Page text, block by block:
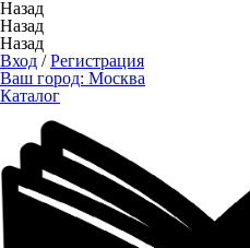
Назад
Назад
Назад
Вход /Регистрация
Ваш город: Москва
Каталог